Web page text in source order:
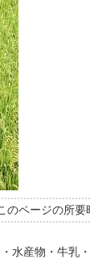
のページの所要
水産物・牛乳